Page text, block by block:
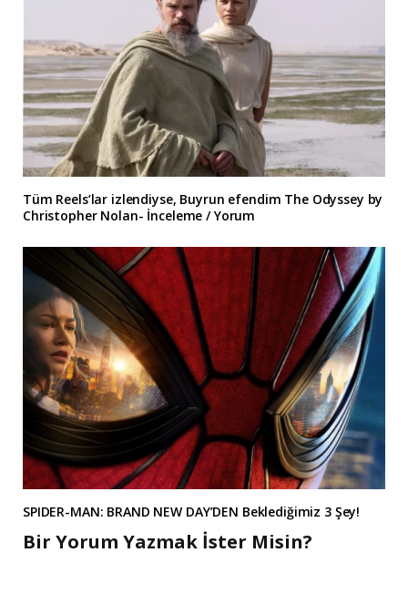
Tüm Reels’lar izlendiyse, Buyrun efendim The Odyssey by
Christopher Nolan- İnceleme / Yorum
SPIDER-MAN: BRAND NEW DAY’DEN Beklediğimiz 3 Şey!
Bir Yorum Yazmak İster Misin?